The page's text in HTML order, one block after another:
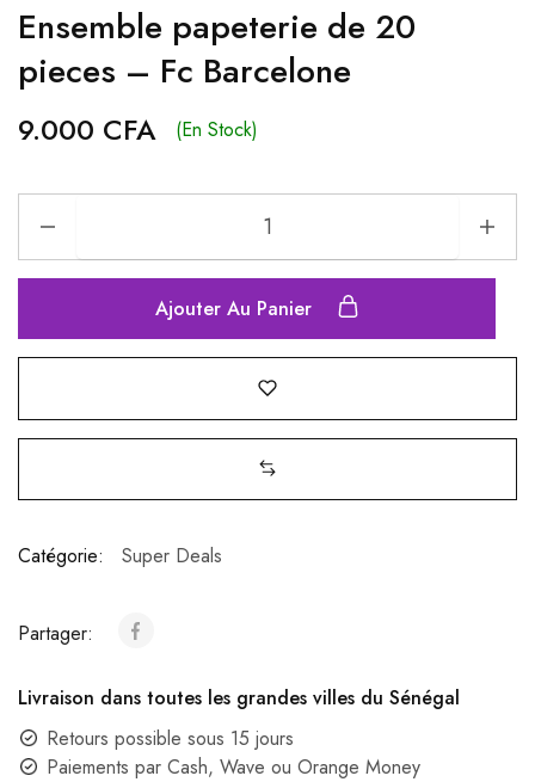
Ensemble papeterie de 20
pieces – Fc Barcelone
9.000 CFA (En Stock)
Ajouter Au Panier
Catégorie: Super Deals
Partager:
Livraison dans toutes les grandes villes du Sénégal
Retours possible sous 15 jours
Paiements par Cash, Wave ou Orange Money